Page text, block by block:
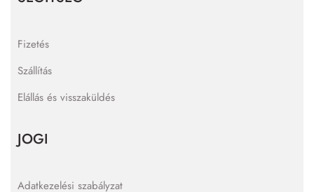
Fizetés
Szállítás
Elállás és visszaküldés
JOGI
Adatkezelési szabályzat